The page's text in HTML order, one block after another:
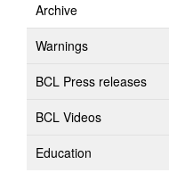
Archive
Warnings
BCL Press releases
BCL Videos
Education